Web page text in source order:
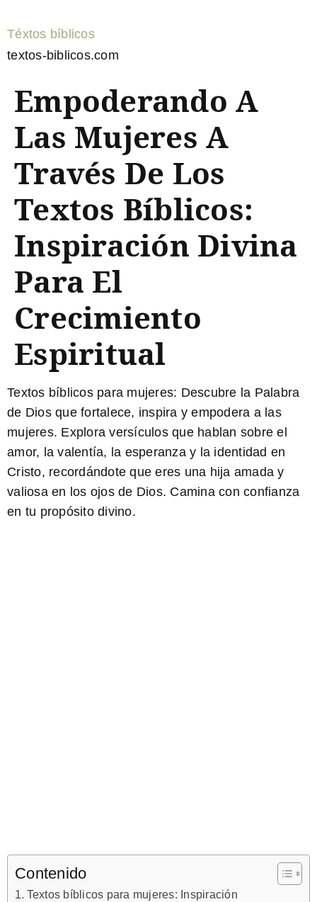
Téxtos bíblicos
textos-biblicos.com
Empoderando A
Las Mujeres A
Través De Los
Textos Bíblicos:
Inspiración Divina
Para El
Crecimiento
Espiritual
Textos bíblicos para mujeres: Descubre la Palabra
de Dios que fortalece, inspira y empodera a las
mujeres. Explora versículos que hablan sobre el
amor, la valentía, la esperanza y la identidad en
Cristo, recordándote que eres una hija amada y
valiosa en los ojos de Dios. Camina con confianza
en tu propósito divino.
Contenido
Textos bíblicos para mujeres: Inspiración